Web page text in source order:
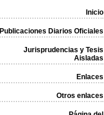
Inicio
Publicaciones Diarios Oficiales
Jurisprudencias y Tesis
Aisladas
Enlaces
Otros enlaces